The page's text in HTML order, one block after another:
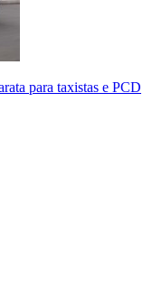
para taxistas e PCD